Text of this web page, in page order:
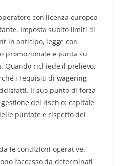
con licenza europea
Imposta subito limiti di
in anticipo, legge con
promozionale e punta su
Quando richiede il prelievo,
i requisiti di wagering
Il suo punto di forza
del rischio: capitale
puntate e rispetto dei
le condizioni operative.
l’accesso da determinati